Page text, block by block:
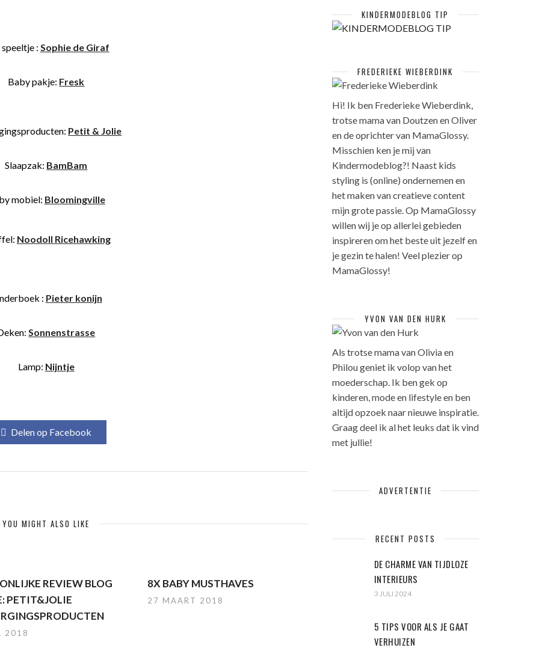
: Sophie de Giraf
Baby pakje: Fresk
Petit & Jolie
Slaapzak: BamBam
mobiel: Bloomingville
Noodoll Ricehawking
: Pieter konijn
Sonnenstrasse
Lamp: Nijntje
Delen op Facebook
YOU MIGHT ALSO LIKE
REVIEW BLOG
PETIT&JOLIE
2018
8X BABY MUSTHAVES
27 MAART 2018
KINDERMODEBLOG TIP
FREDERIEKE WIEBERDINK
Hi! Ik ben Frederieke Wieberdink,
trotse mama van Doutzen en Oliver
en de oprichter van MamaGlossy.
Misschien ken je mij van
Kindermodeblog?! Naast kids
styling is (online) ondernemen en
het maken van creatieve content
mijn grote passie. Op MamaGlossy
willen wij je op allerlei gebieden
inspireren om het beste uit jezelf en
je gezin te halen! Veel plezier op
MamaGlossy!
YVON VAN DEN HURK
Als trotse mama van Olivia en
Philou geniet ik volop van het
moederschap. Ik ben gek op
kinderen, mode en lifestyle en ben
altijd opzoek naar nieuwe inspiratie.
Graag deel ik al het leuks dat ik vind
met jullie!
ADVERTENTIE
RECENT POSTS
DE CHARME VAN TIJDLOZE
INTERIEURS
3 JULI 2024
5 TIPS VOOR ALS JE GAAT
VERHUIZEN